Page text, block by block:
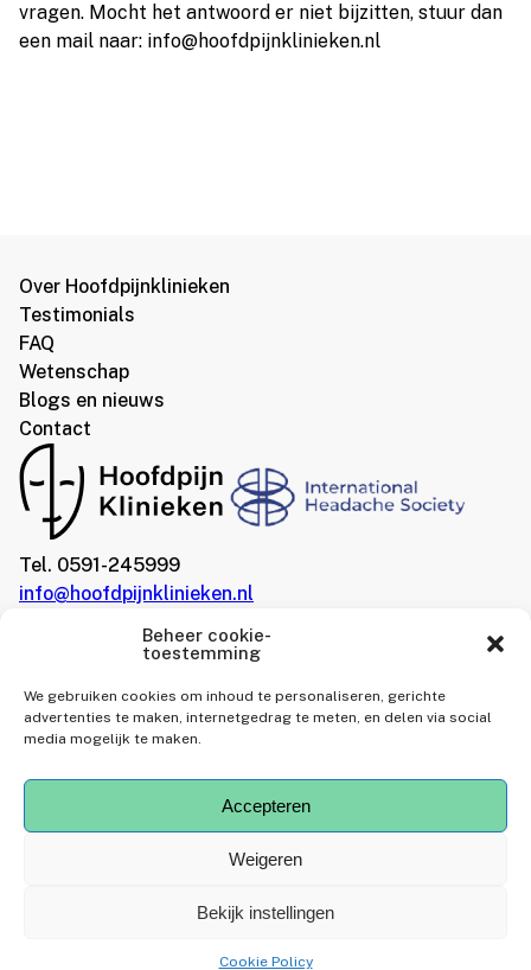
Beheer cookie-
toestemming
We gebruiken cookies om inhoud te personaliseren, gerichte
advertenties te maken, internetgedrag te meten, en delen via social
media mogelijk te maken.
Accepteren
Weigeren
Bekijk instellingen
Cookie Policy
vragen. Mocht het antwoord er niet bijzitten, stuur dan
een mail naar: info@hoofdpijnklinieken.nl
Over Hoofdpijnklinieken
Testimonials
FAQ
Wetenschap
Blogs en nieuws
Contact
Tel. 0591-245999
info@hoofdpijnklinieken.nl
gewaardeerd op
of
Disclaimer